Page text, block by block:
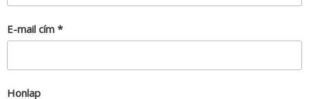
E-mail cím *
Honlap